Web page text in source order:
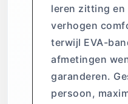
leren zitting en
verhogen
terwijl EVA-
afmetingen
garanderen.
persoon,